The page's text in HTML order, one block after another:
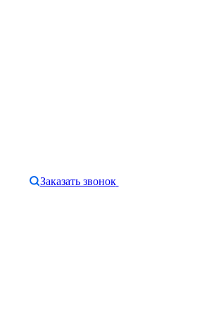
Заказать звонок